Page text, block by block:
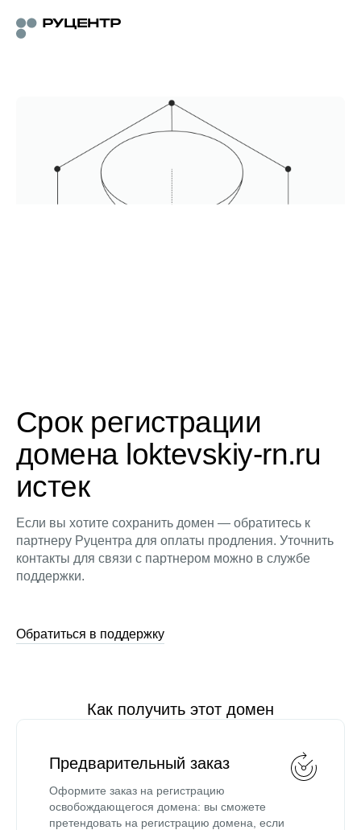
Срок регистрации
домена loktevskiy-rn.ru
истек
Если вы хотите сохранить домен — обратитесь к
партнеру Руцентра для оплаты продления. Уточнить
контакты для связи с партнером можно в службе
поддержки.
Обратиться в поддержку
Как получить этот домен
Предварительный заказ
Оформите заказ на регистрацию
освобождающегося домена: вы сможете
претендовать на регистрацию домена, если